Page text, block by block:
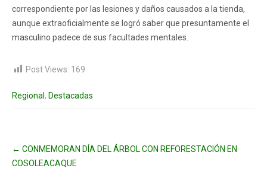
correspondiente por las lesiones y daños causados a la tienda,
aunque extraoficialmente se logró saber que presuntamente el
masculino padece de sus facultades mentales.
Post Views: 169
Regional , Destacadas
navigation
← CONMEMORAN DÍA DEL ÁRBOL CON REFORESTACIÓN EN
COSOLEACAQUE